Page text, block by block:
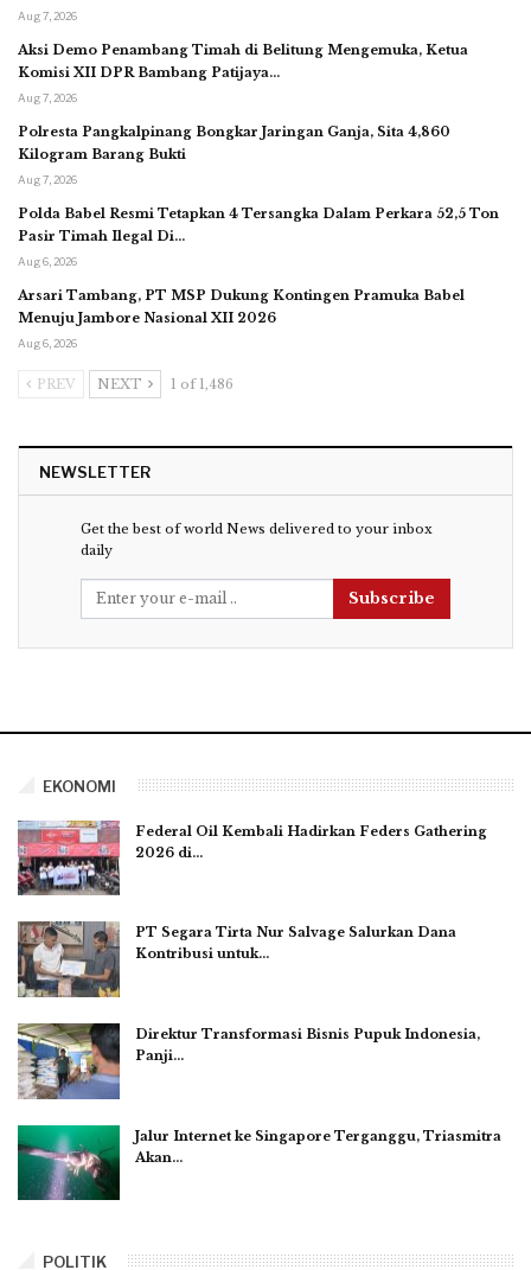
Aug 7, 2026
Aksi Demo Penambang Timah di Belitung Mengemuka, Ketua
Komisi XII DPR Bambang Patijaya…
Aug 7, 2026
Polresta Pangkalpinang Bongkar Jaringan Ganja, Sita 4,860
Kilogram Barang Bukti
Aug 7, 2026
Polda Babel Resmi Tetapkan 4 Tersangka Dalam Perkara 52,5 Ton
Pasir Timah Ilegal Di…
Aug 6, 2026
Arsari Tambang, PT MSP Dukung Kontingen Pramuka Babel
Menuju Jambore Nasional XII 2026
Aug 6, 2026
PREV NEXT 1 of 1,486
NEWSLETTER
Get the best of world News delivered to your inbox
daily
Subscribe
EKONOMI
Federal Oil Kembali Hadirkan Feders Gathering
2026 di…
PT Segara Tirta Nur Salvage Salurkan Dana
Kontribusi untuk…
Direktur Transformasi Bisnis Pupuk Indonesia,
Panji…
Jalur Internet ke Singapore Terganggu, Triasmitra
Akan…
POLITIK